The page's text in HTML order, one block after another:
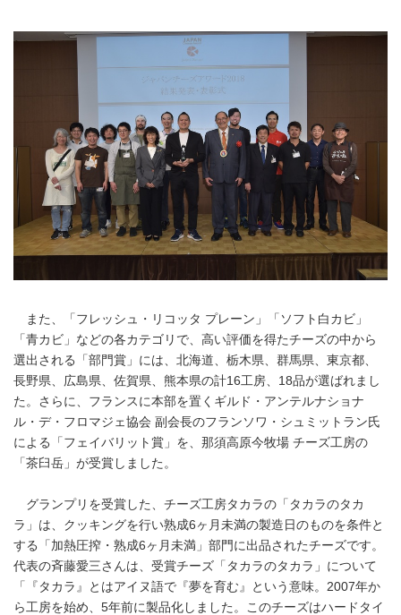
また、「フレッシュ・リコッタ プレーン」「ソフト白カビ」
「青カビ」などの各カテゴリで、高い評価を得たチーズの中から
選出される「部門賞」には、北海道、栃木県、群馬県、東京都、
長野県、広島県、佐賀県、熊本県の計16工房、18品が選ばれまし
た。さらに、フランスに本部を置くギルド・アンテルナショナ
ル・デ・フロマジェ協会 副会長のフランソワ・シュミットラン氏
による「フェイバリット賞」を、那須高原今牧場 チーズ工房の
「茶臼岳」が受賞しました。
グランプリを受賞した、チーズ工房タカラの「タカラのタカ
ラ」は、クッキングを行い熟成6ヶ月未満の製造日のものを条件と
する「加熱圧搾・熟成6ヶ月未満」部門に出品されたチーズです。
代表の斉藤愛三さんは、受賞チーズ「タカラのタカラ」について
「『タカラ』とはアイヌ語で『夢を育む』という意味。2007年か
ら工房を始め、5年前に製品化しました。このチーズはハードタイ